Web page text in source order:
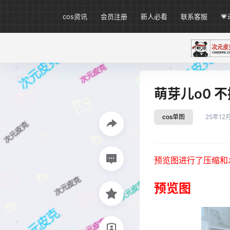
cos资讯 会员注册 新人必看 联系客服 💗
萌芽儿o0
cos单图 25年12
预览图进行了压缩
预览图